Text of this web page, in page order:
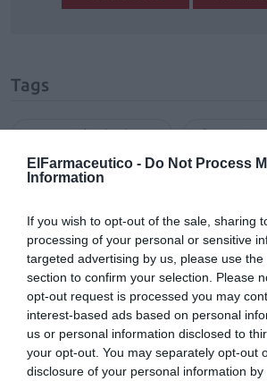
ElFarmaceutico - Do Not Process
Information
If you wish to opt-out of the sale, sharing
processing of your personal or sensitive
targeted advertising by us, please use
section to confirm your selection. Please
opt-out request is processed you may
interest-based ads based on personal
us or personal information disclosed to
your opt-out. You may separately opt-out
disclosure of your personal information
Tags
protección de datos farmacia
Protección de
offline
TU FARMACIA Isabel
Destacados